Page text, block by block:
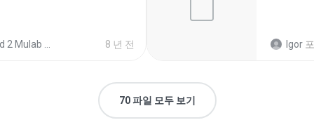
preset my 8 년 전 Igor
70 파일 모두 보기